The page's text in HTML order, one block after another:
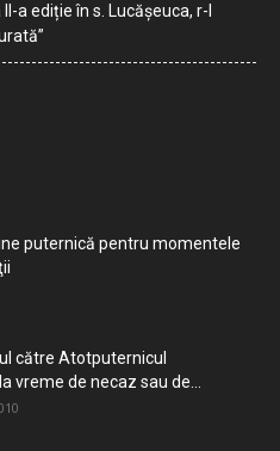
a ediție în s. Lucășeuca, r-l
puternică pentru momentele
către Atotputernicul
vreme de necaz sau de...